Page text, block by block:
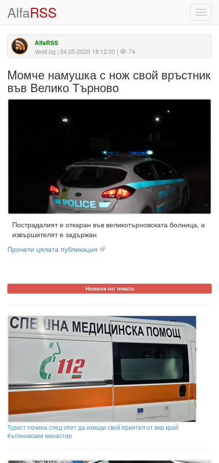
AlfaRSS
AlfaRSS
Vesti.bg | 04.05.2026 18:12:00 | 74
Mомче намушка с нож свой връстник
във Велико Търново
Пострадалият е откаран във великотърновската болница, а
извършителят е задържан
Прочети цялата публикация
Новини по темата
Турист почина след опит да извади свой приятел от вир край
Къпиновския манастир